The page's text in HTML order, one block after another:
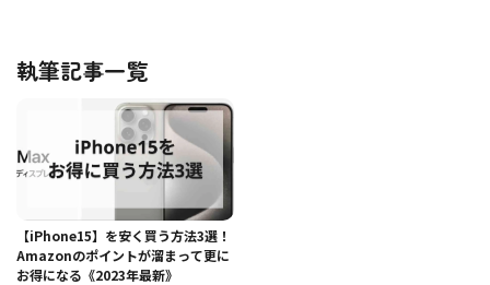
執筆記事一覧
【iPhone15】を安く買う方法3選！
Amazonのポイントが溜まって更に
お得になる《2023年最新》